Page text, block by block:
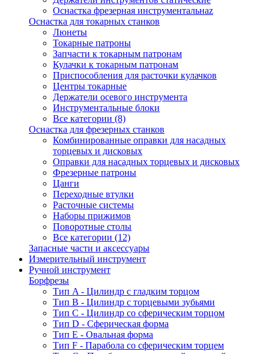
Оснастка фрезерная инструментальнаz
Оснастка для токарных станков
Люнеты
Токарные патроны
Запчасти к токарным патронам
Кулачки к токарным патронам
Приспособления для расточки кулачков
Центры токарные
Держатели осевого инструмента
Инструментальные блоки
Все категории (8)
Оснастка для фрезерных станков
Комбинированные оправки для насадных
торцевых и дисковых
Оправки для насадных торцевых и дисковых
Фрезерные патроны
Цанги
Переходные втулки
Расточные системы
Наборы прижимов
Поворотные столы
Все категории (12)
Запасные части и аксессуары
Измерительный инструмент
Ручной инструмент
Борфрезы
Тип A - Цилиндр с гладким торцом
Тип В - Цилиндр с торцевыми зубьями
Тип С - Цилиндр со сферическим торцом
Тип D - Сферическая форма
Тип Е - Овальная форма
Тип F - Парабола со сферическим торцем